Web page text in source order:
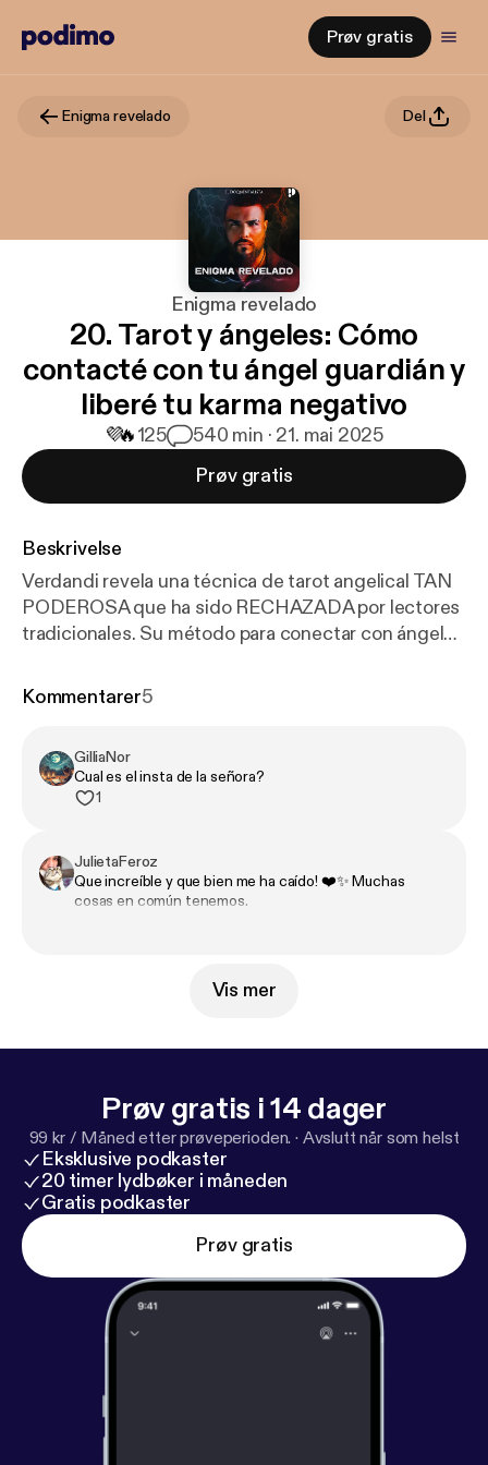
Prøv gratis
Enigma revelado Del
Enigma revelado
20. Tarot y ángeles: Cómo
contacté con tu ángel guardián y
liberé tu karma negativo
💜🔥125 540 min · 21. mai 2025
Prøv gratis
Beskrivelse
Verdandi revela una técnica de tarot angelical TAN
PODEROSA que ha sido RECHAZADA por lectores
tradicionales. Su método para conectar con ángeles
FÍSICAS durante sesiones grabadas. En esta
de VIDAS PASADAS y cómo su técnica ha
LIBERADO a clientes de depresiones
resultados?
Kommentarer5
GilliaNor
Cual es el insta de la señora?
1
JulietaFeroz
Que increíble y que bien me ha caído! ❤️✨ Muchas
cosas en común tenemos.
Vis mer
Prøv gratis i 14 dager
99 kr / Måned etter prøveperioden. · Avslutt når som helst
Eksklusive podkaster
20 timer lydbøker i måneden
Gratis podkaster
Prøv gratis